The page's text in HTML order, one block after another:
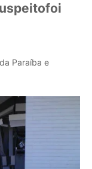
Paraíba e